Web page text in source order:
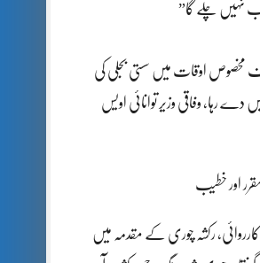
نہیں چلے گا”
مخصوص اوقات میں سستی بجلی کی
دے رہا، وفاقی وزیر توانائی اویس
اور خطیب
کارروائی، رکشہ چوری کے مقدمہ میں